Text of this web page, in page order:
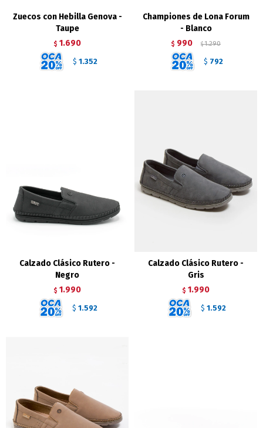
Zuecos con Hebilla Genova -
Taupe
$ 1.690
$ 1.352
Championes de Lona Forum
- Blanco
$ 990 $ 1.290
$ 792
Calzado Clásico Rutero -
Negro
$ 1.990
$ 1.592
Calzado Clásico Rutero -
Gris
$ 1.990
$ 1.592